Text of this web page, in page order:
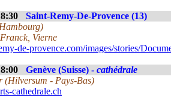
Saint-Remy-De-Provence (13)
Vierne
de-provence.com/images/stories/
Genève (Suisse) - cathédrale
(Hilversum - Pays-Bas)
cathedrale.ch